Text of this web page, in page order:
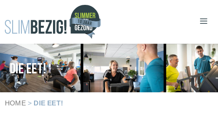
DIE EET!
HOME> DIE EET!